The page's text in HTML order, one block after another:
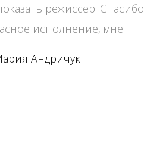
режиссер. Спасибо
исполнение, мне…
Андричук